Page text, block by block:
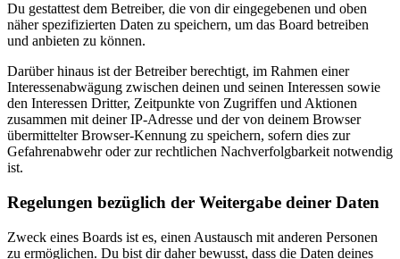
Du gestattest dem Betreiber, die von dir eingegebenen und oben
näher spezifizierten Daten zu speichern, um das Board betreiben
und anbieten zu können.
Darüber hinaus ist der Betreiber berechtigt, im Rahmen einer
Interessenabwägung zwischen deinen und seinen Interessen sowie
den Interessen Dritter, Zeitpunkte von Zugriffen und Aktionen
zusammen mit deiner IP-Adresse und der von deinem Browser
übermittelter Browser-Kennung zu speichern, sofern dies zur
Gefahrenabwehr oder zur rechtlichen Nachverfolgbarkeit notwendig
ist.
Regelungen bezüglich der Weitergabe deiner Daten
Zweck eines Boards ist es, einen Austausch mit anderen Personen
zu ermöglichen. Du bist dir daher bewusst, dass die Daten deines